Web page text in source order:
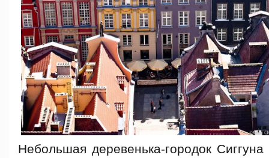
Небольшая деревенька-городок